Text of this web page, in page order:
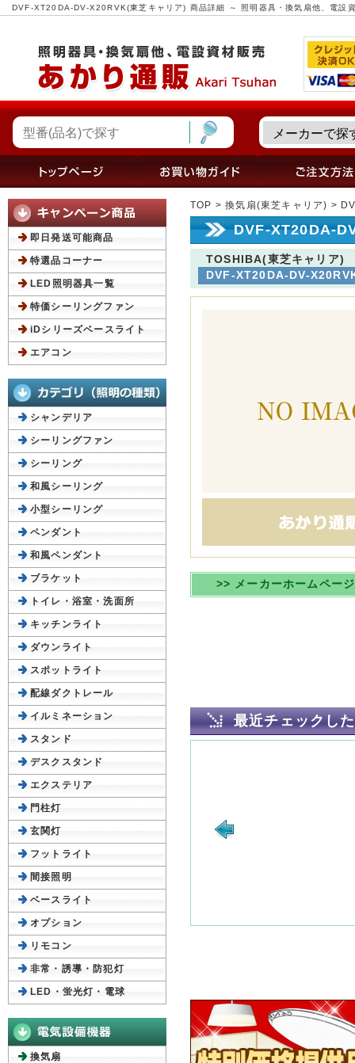
DVF-XT20DA-DV-X20RVK(東芝キャリア) 商品詳細 ～ 照明器具・換気扇他、電設
TOP >換気扇(東芝キャリア) >
DVF-XT20DA-
TOSHIBA(東芝キャリア)
DVF-XT20DA-DV-
>> メーカーホームペー
最近チェックし
即日発送可能商品
特選品コーナー
LED照明器具一覧
特価シーリングファン
iDシリーズベースライト
エアコン
シャンデリア
シーリングファン
シーリング
和風シーリング
小型シーリング
ペンダント
和風ペンダント
ブラケット
トイレ・浴室・洗面所
キッチンライト
ダウンライト
スポットライト
配線ダクトレール
イルミネーション
スタンド
デスクスタンド
エクステリア
門柱灯
玄関灯
フットライト
間接照明
ベースライト
オプション
リモコン
非常・誘導・防犯灯
LED・蛍光灯・電球
換気扇